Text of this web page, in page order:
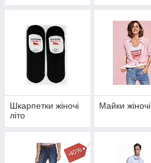
Шкарпетки жіночі
літо
Майки жіночі